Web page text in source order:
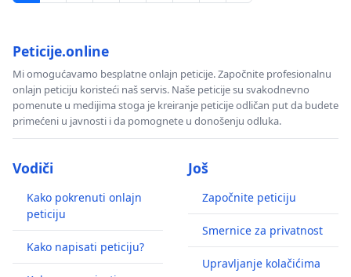
Peticije.online
Mi omogućavamo besplatne onlajn peticije. Započnite profesionalnu
onlajn peticiju koristeći naš servis. Naše peticije su svakodnevno
pomenute u medijima stoga je kreiranje peticije odličan put da budete
primećeni u javnosti i da pomognete u donošenju odluka.
Vodiči
Kako pokrenuti onlajn
peticiju
Kako napisati peticiju?
Još
Započnite peticiju
Smernice za privatnost
Upravljanje kolačićima